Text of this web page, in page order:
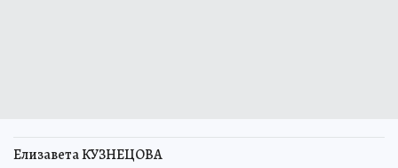
Елизавета КУЗНЕЦОВА